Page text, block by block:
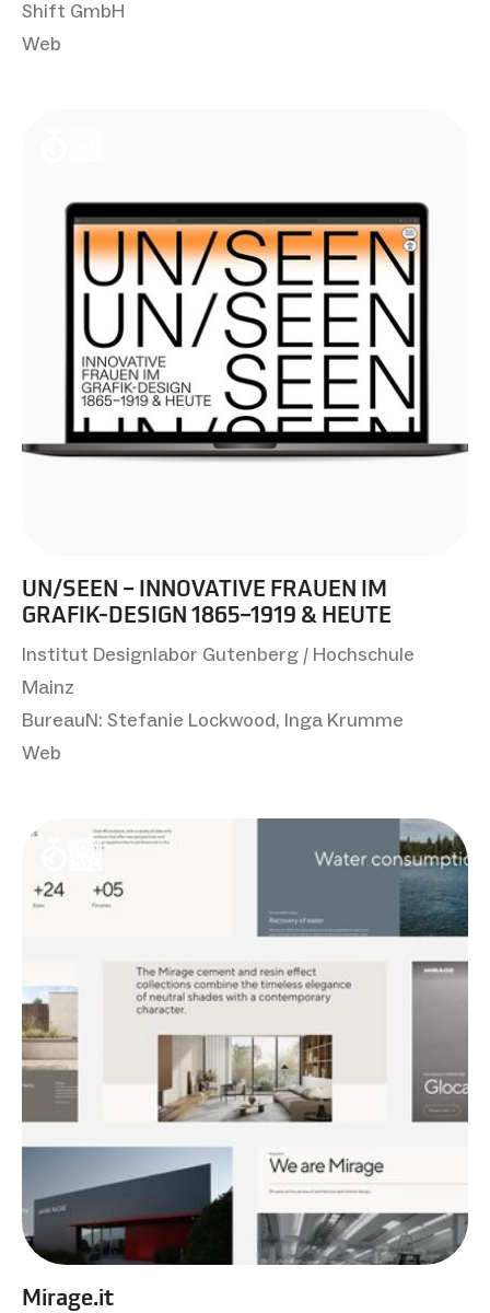
Shift GmbH
Web
UN/SEEN – INNOVATIVE FRAUEN IM
GRAFIK-DESIGN 1865–1919 & HEUTE
Institut Designlabor Gutenberg / Hochschule
Mainz
BureauN: Stefanie Lockwood, Inga Krumme
Web
Mirage.it